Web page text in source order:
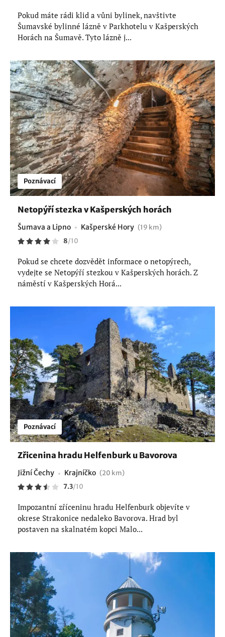
Pokud máte rádi klid a vůni bylinek, navštivte
Šumavské bylinné lázně v Parkhotelu v Kašperských
Horách na Šumavě. Tyto lázně j...
Poznávací
Netopýří stezka v Kašperských horách
Šumava a Lipno Kašperské Hory (19 km)
8/10
Pokud se chcete dozvědět informace o netopýrech,
vydejte se Netopýří stezkou v Kašperských horách. Z
náměstí v Kašperských Horá...
Poznávací
Zřicenina hradu Helfenburk u Bavorova
Jižní Čechy Krajníčko (20 km)
7.3/10
Impozantní zříceninu hradu Helfenburk objevíte v
okrese Strakonice nedaleko Bavorova. Hrad byl
postaven na skalnatém kopci Malo...